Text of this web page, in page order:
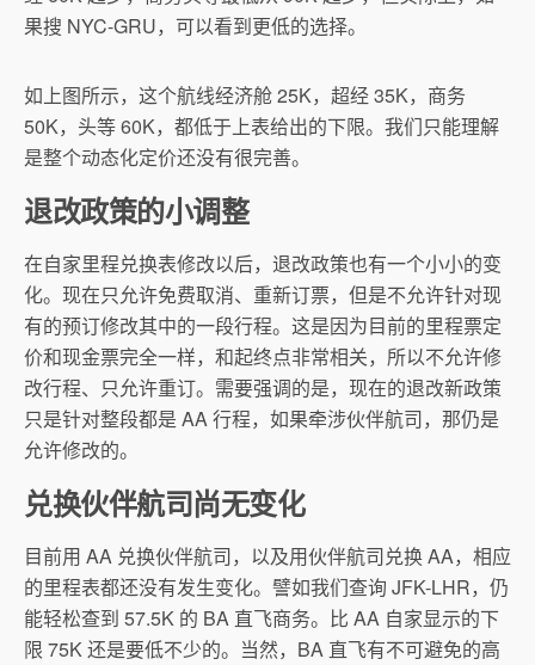
果搜 NYC-GRU，可以看到更低的选择。
如上图所示，这个航线经济舱 25K，超经 35K，商务
50K，头等 60K，都低于上表给出的下限。我们只能理解
是整个动态化定价还没有很完善。
退改政策的小调整
在自家里程兑换表修改以后，退改政策也有一个小小的变
化。现在只允许免费取消、重新订票，但是不允许针对现
有的预订修改其中的一段行程。这是因为目前的里程票定
价和现金票完全一样，和起终点非常相关，所以不允许修
改行程、只允许重订。需要强调的是，现在的退改新政策
只是针对整段都是 AA 行程，如果牵涉伙伴航司，那仍是
允许修改的。
兑换伙伴航司尚无变化
目前用 AA 兑换伙伴航司，以及用伙伴航司兑换 AA，相应
的里程表都还没有发生变化。譬如我们查询 JFK-LHR，仍
能轻松查到 57.5K 的 BA 直飞商务。比 AA 自家显示的下
限 75K 还是要低不少的。当然，BA 直飞有不可避免的高